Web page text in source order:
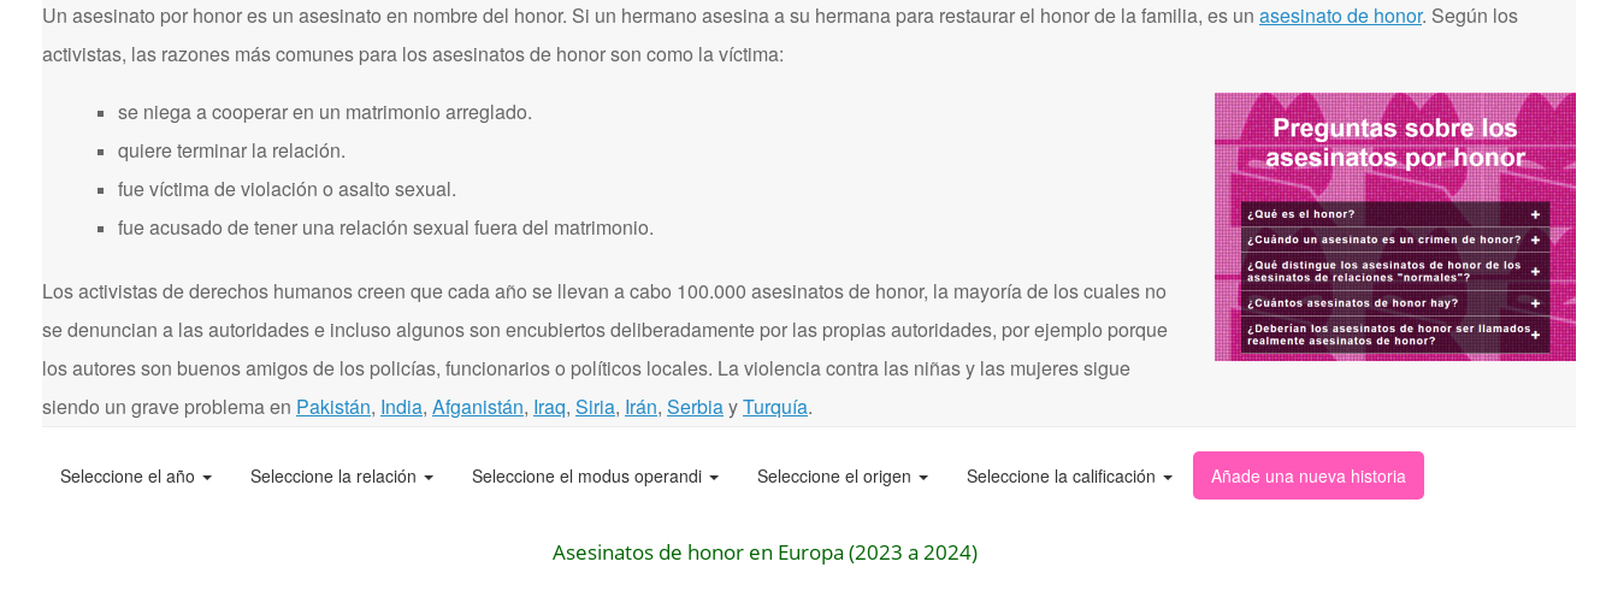
Un asesinato por honor es un asesinato en nombre del honor. Si un hermano asesina a su hermana para restaurar el honor de la familia, es un asesinato de honor. Según los
activistas, las razones más comunes para los asesinatos de honor son como la víctima:
se niega a cooperar en un matrimonio arreglado.
quiere terminar la relación.
fue víctima de violación o asalto sexual.
fue acusado de tener una relación sexual fuera del matrimonio.
Los activistas de derechos humanos creen que cada año se llevan a cabo 100.000 asesinatos de honor, la mayoría de los cuales no
se denuncian a las autoridades e incluso algunos son encubiertos deliberadamente por las propias autoridades, por ejemplo porque
los autores son buenos amigos de los policías, funcionarios o políticos locales. La violencia contra las niñas y las mujeres sigue
siendo un grave problema en Pakistán, India, Afganistán, Iraq, Siria, Irán, SerbiayTurquía.